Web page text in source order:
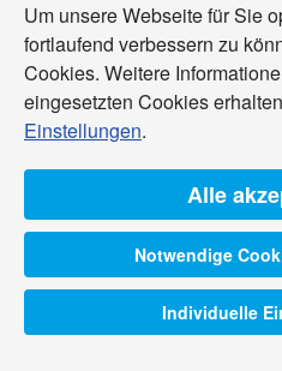
Um unsere Webseite für Sie
fortlaufend verbessern zu
Cookies. Weitere
eingesetzten Cookies
Einstellungen.
Alle
Notwendige
Individuelle